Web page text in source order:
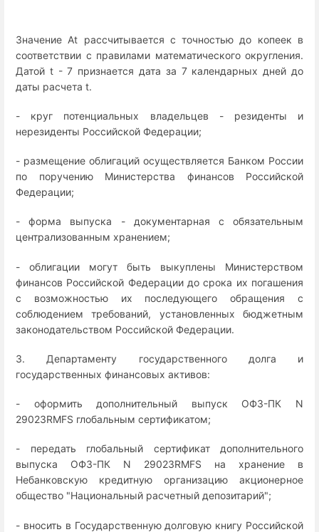
Значение At рассчитывается с точностью до копеек в
соответствии с правилами математического округления.
Датой t - 7 признается дата за 7 календарных дней до
даты расчета t.
- круг потенциальных владельцев - резиденты и
нерезиденты Российской Федерации;
- размещение облигаций осуществляется Банком России
по поручению Министерства финансов Российской
Федерации;
- форма выпуска - документарная с обязательным
централизованным хранением;
- облигации могут быть выкуплены Министерством
финансов Российской Федерации до срока их погашения
с возможностью их последующего обращения с
соблюдением требований, установленных бюджетным
законодательством Российской Федерации.
3. Департаменту государственного долга и
государственных финансовых активов:
- оформить дополнительный выпуск ОФЗ-ПК N
29023RMFS глобальным сертификатом;
- передать глобальный сертификат дополнительного
выпуска ОФЗ-ПК N 29023RMFS на хранение в
Небанковскую кредитную организацию акционерное
общество "Национальный расчетный депозитарий";
- вносить в Государственную долговую книгу Российской